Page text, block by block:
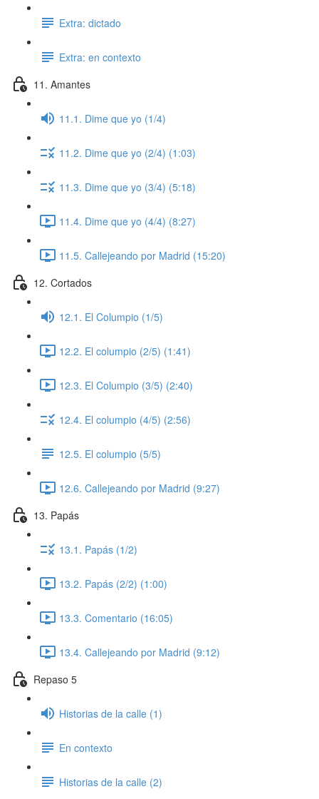
Extra: dictado
Extra: en contexto
11. Amantes
11.1. Dime que yo (1/4)
11.2. Dime que yo (2/4) (1:03)
11.3. Dime que yo (3/4) (5:18)
11.4. Dime que yo (4/4) (8:27)
11.5. Callejeando por Madrid (15:20)
12. Cortados
12.1. El Columpio (1/5)
12.2. El columpio (2/5) (1:41)
12.3. El Columpio (3/5) (2:40)
12.4. El columpio (4/5) (2:56)
12.5. El columpio (5/5)
12.6. Callejeando por Madrid (9:27)
13. Papás
13.1. Papás (1/2)
13.2. Papás (2/2) (1:00)
13.3. Comentario (16:05)
13.4. Callejeando por Madrid (9:12)
Repaso 5
Historias de la calle (1)
En contexto
Historias de la calle (2)